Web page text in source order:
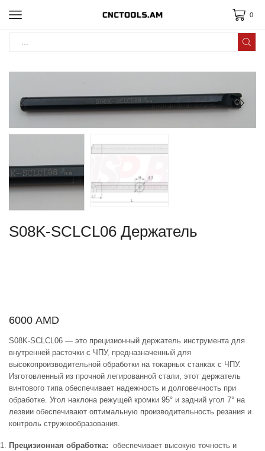
0
S08K-SCLCL06 Держатель
6000 AMD
S08K-SCLCL06 — это прецизионный держатель инструмента для
внутренней расточки с ЧПУ, предназначенный для
высокопроизводительной обработки на токарных станках с ЧПУ.
Изготовленный из прочной легированной стали, этот держатель
винтового типа обеспечивает надежность и долговечность при
обработке. Угол наклона режущей кромки 95° и задний угол 7° на
лезвии обеспечивают оптимальную производительность резания и
контроль стружкообразования.
Прецизионная обработка: обеспечивает высокую точность и